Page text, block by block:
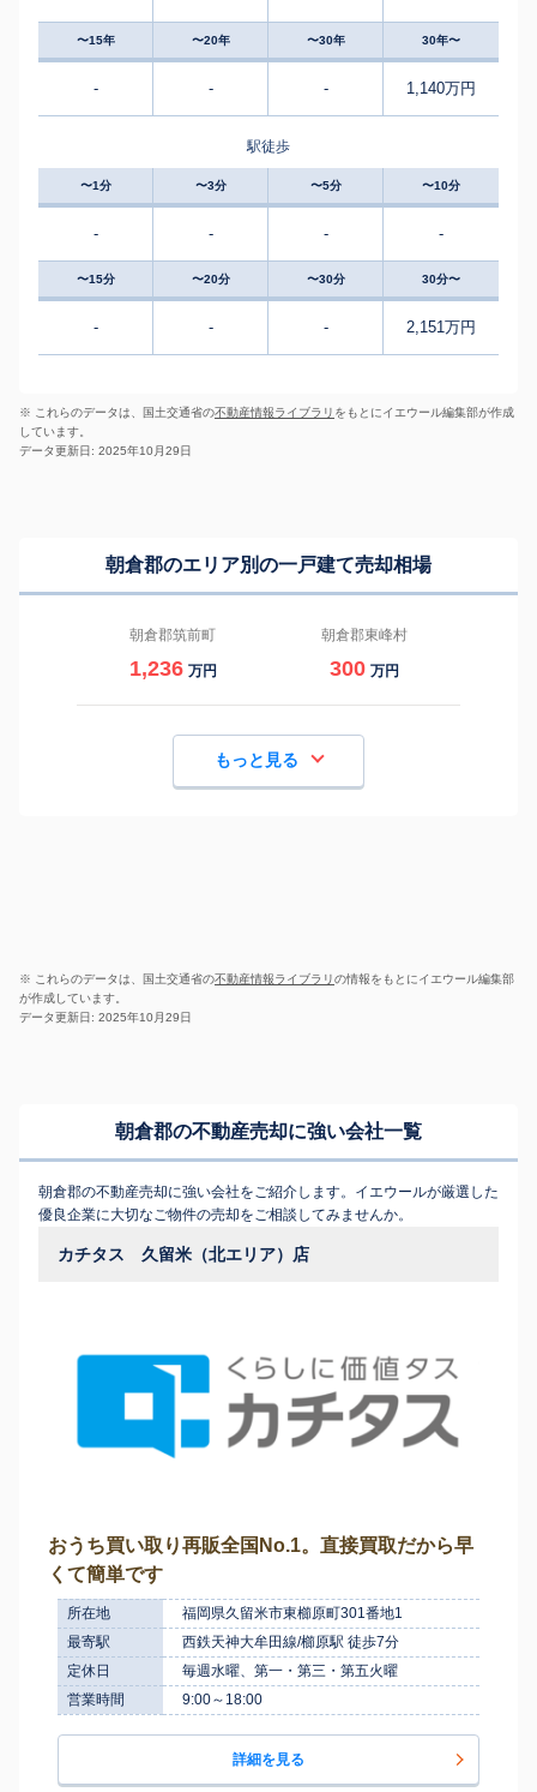
〜15年 〜20年 〜30年 30年〜
- - - 1,140万円
駅徒歩
〜1分 〜3分 〜5分 〜10分
- - - -
〜15分 〜20分 〜30分 30分〜
- - - 2,151万円
※ これらのデータは、国土交通省の不動産情報ライブラリ をもとにイエウール編集部が作成
しています。
データ更新日: 2025年10月29日
朝倉郡のエリア別の一戸建て売却相場
朝倉郡筑前町
1,236 万円
朝倉郡東峰村
300 万円
もっと見る
※ これらのデータは、国土交通省の不動産情報ライブラリの情報をもとにイエウール編集部
が作成しています。
データ更新日: 2025年10月29日
朝倉郡の不動産売却に強い会社一覧
朝倉郡の不動産売却に強い会社をご紹介します。イエウールが厳選した
優良企業に大切なご物件の売却をご相談してみませんか。
カチタス 久留米（北エリア）店
おうち買い取り再販全国No.1。直接買取だから早
くて簡単です
所在地
福岡県久留米市東櫛原町301番地1
最寄駅
西鉄天神大牟田線/櫛原駅 徒歩7分
定休日
毎週水曜、第一・第三・第五火曜
営業時間
9:00～18:00
詳細を見る